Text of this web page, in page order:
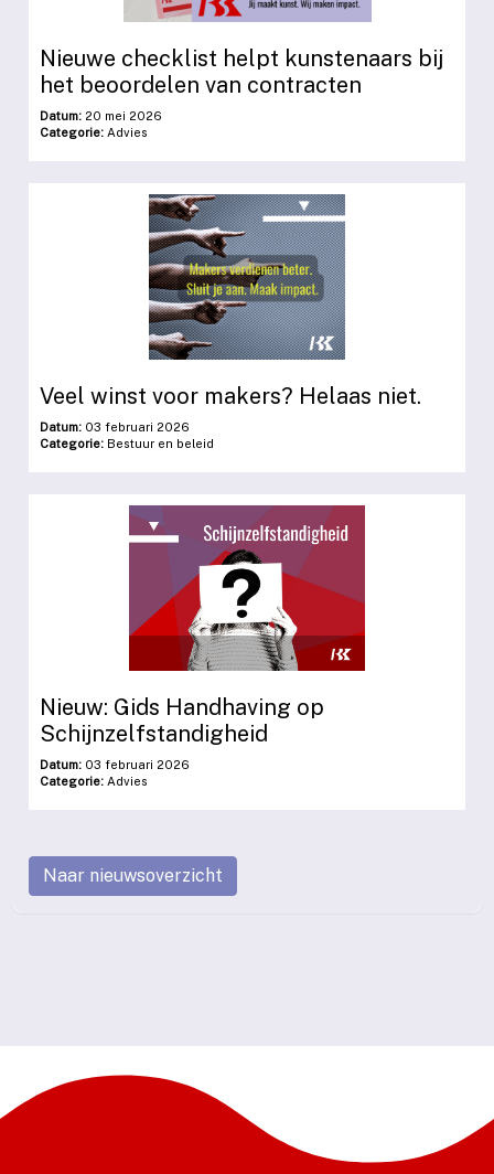
Nieuwe checklist helpt kunstenaars bij
het beoordelen van contracten
Datum: 20 mei 2026
Categorie: Advies
Veel winst voor makers? Helaas niet.
Datum: 03 februari 2026
Categorie: Bestuur en beleid
Nieuw: Gids Handhaving op
Schijnzelfstandigheid
Datum: 03 februari 2026
Categorie: Advies
Naar nieuwsoverzicht